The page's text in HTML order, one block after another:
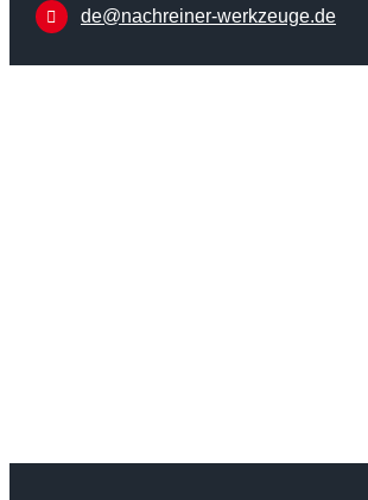
de@nachreiner-werkzeuge.de